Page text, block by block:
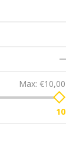
Max: €10,00
10